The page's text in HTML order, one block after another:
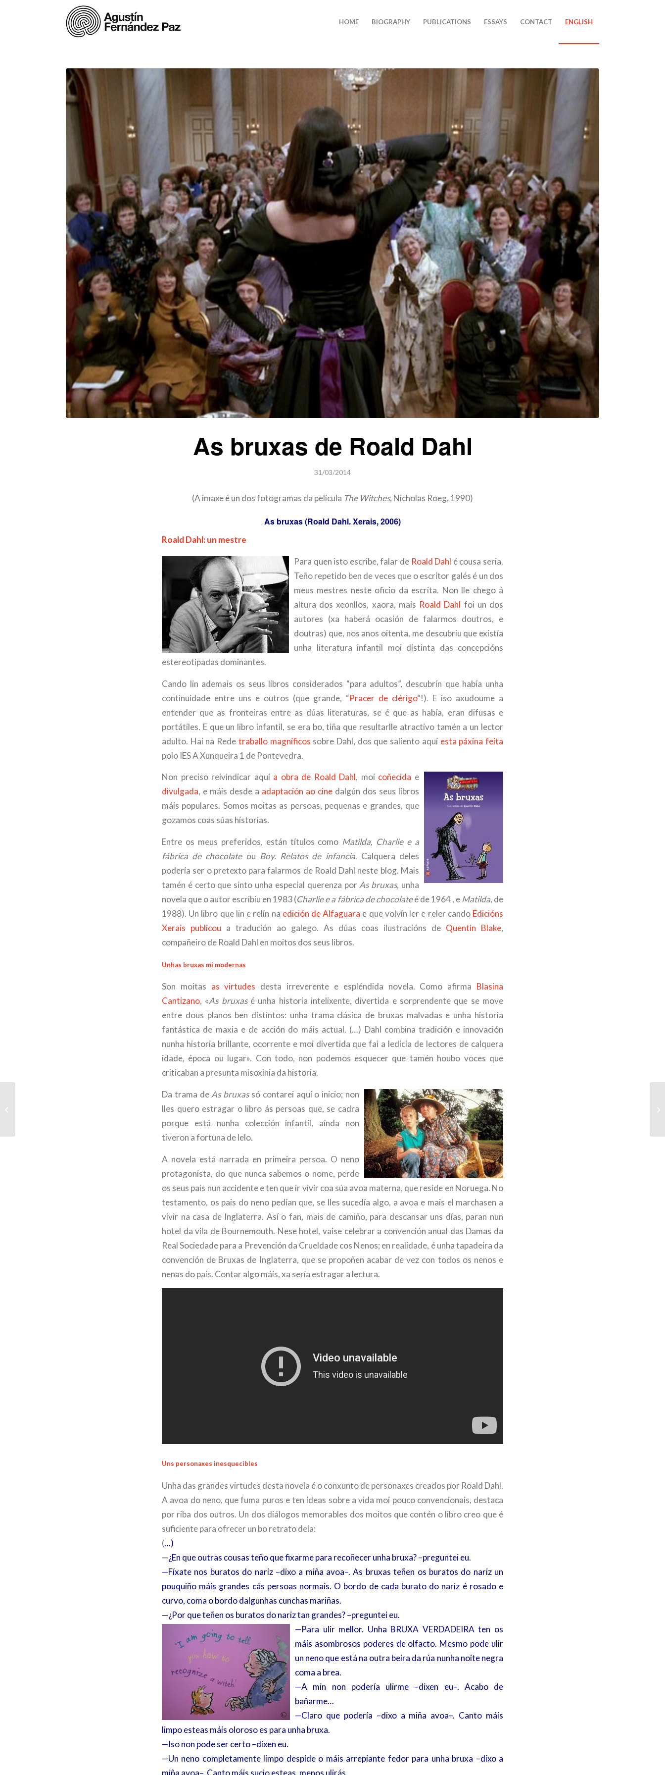
HOME BIOGRAPHY PUBLICATIONS ESSAYS CONTACT ENGLISH
As bruxas de Roald Dahl
31/03/2014
(A imaxe é un dos fotogramas da película The Witches, Nicholas Roeg, 1990)
As bruxas (Roald Dahl. Xerais, 2006)
Roald Dahl: un mestre
Para quen isto escribe, falar de Roald Dahl é cousa seria.
Teño repetido ben de veces que o escritor galés é un dos
meus mestres neste oficio da escrita. Non lle chego á
altura dos xeonllos, xaora, mais Roald Dahl foi un dos
autores (xa haberá ocasión de falarmos doutros, e
doutras) que, nos anos oitenta, me descubriu que existía
unha literatura infantil moi distinta das concepcións
estereotipadas dominantes.
Cando lin ademais os seus libros considerados “para adultos”, descubrín que había unha
continuidade entre uns e outros (que grande, “Pracer de clérigo“!). E iso axudoume a
entender que as fronteiras entre as dúas literaturas, se é que as había, eran difusas e
portátiles. E que un libro infantil, se era bo, tiña que resultarlle atractivo tamén a un lector
adulto. Hai na Rede traballo magníficos sobre Dahl, dos que saliento aquí esta páxina feita
polo IES A Xunqueira 1 de Pontevedra.
Non preciso reivindicar aquí a obra de Roald Dahl, moi coñecida e
divulgada, e máis desde a adaptación ao cine dalgún dos seus libros
máis populares. Somos moitas as persoas, pequenas e grandes, que
gozamos coas súas historias.
Entre os meus preferidos, están títulos como Matilda, Charlie e a
fábrica de chocolateou Boy. Relatos de infancia. Calquera deles
podería ser o pretexto para falarmos de Roald Dahl neste blog. Mais
tamén é certo que sinto unha especial querenza por As bruxas, unha
novela que o autor escribiu en 1983 (Charlie e a fábrica de chocolateé de 1964 , e Matilda, de
1988). Un libro que lin e relín na edición de Alfaguara e que volvín ler e reler cando Edicións
Xerais publicou a tradución ao galego. As dúas coas ilustracións de Quentin Blake,
compañeiro de Roald Dahl en moitos dos seus libros.
Unhas bruxas mi modernas
Son moitas as virtudes desta irreverente e espléndida novela. Como afirma Blasina
Cantizano, «As bruxasé unha historia intelixente, divertida e sorprendente que se move
entre dous planos ben distintos: unha trama clásica de bruxas malvadas e unha historia
fantástica de maxia e de acción do máis actual. (…) Dahl combina tradición e innovación
nunha historia brillante, ocorrente e moi divertida que fai a ledicia de lectores de calquera
idade, época ou lugar». Con todo, non podemos esquecer que tamén houbo voces que
criticaban a presunta misoxinia da historia.
Da trama de As bruxassó contarei aquí o inicio; non
lles quero estragar o libro ás persoas que, se cadra
porque está nunha colección infantil, aínda non
tiveron a fortuna de lelo.
A novela está narrada en primeira persoa. O neno
protagonista, do que nunca sabemos o nome, perde
os seus pais nun accidente e ten que ir vivir coa súa avoa materna, que reside en Noruega. No
testamento, os pais do neno pedían que, se lles sucedía algo, a avoa e mais el marchasen a
vivir na casa de Inglaterra. Así o fan, mais de camiño, para descansar uns días, paran nun
hotel da vila de Bournemouth. Nese hotel, vaise celebrar a convención anual das Damas da
Real Sociedade para a Prevención da Crueldade cos Nenos; en realidade, é unha tapadeira da
convención de Bruxas de Inglaterra, que se propoñen acabar de vez con todos os nenos e
nenas do país. Contar algo máis, xa sería estragar a lectura.
Uns personaxes inesquecibles
Unha das grandes virtudes desta novela é o conxunto de personaxes creados por Roald Dahl.
A avoa do neno, que fuma puros e ten ideas sobre a vida moi pouco convencionais, destaca
por riba dos outros. Un dos diálogos memorables dos moitos que contén o libro creo que é
suficiente para ofrecer un bo retrato dela:
(…)
—¿En que outras cousas teño que fixarme para recoñecer unha bruxa? –preguntei eu.
—Fíxate nos buratos do nariz –dixo a miña avoa–. As bruxas teñen os buratos do nariz un
pouquiño máis grandes cás persoas normais. O bordo de cada burato do nariz é rosado e
curvo, coma o bordo dalgunhas cunchas mariñas.
—¿Por que teñen os buratos do nariz tan grandes? –preguntei eu.
—Para ulir mellor. Unha BRUXA VERDADEIRA ten os
máis asombrosos poderes de olfacto. Mesmo pode ulir
un neno que está na outra beira da rúa nunha noite negra
coma a brea.
—A min non podería ulirme –dixen eu–. Acabo de
bañarme…
—Claro que podería –dixo a miña avoa–. Canto máis
limpo esteas máis oloroso es para unha bruxa.
—Iso non pode ser certo –dixen eu.
—Un neno completamente limpo despide o máis arrepiante fedor para unha bruxa –dixo a
miña avoa–. Canto máis sucio esteas, menos ulirás.